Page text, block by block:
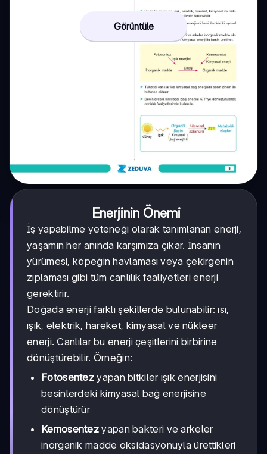
Görüntüle
Enerjinin Önemi
İş yapabilme yeteneği olarak tanımlanan enerji,
yaşamın her anında karşımıza çıkar. İnsanın
yürümesi, köpeğin havlaması veya çekirgenin
zıplaması gibi tüm canlılık faaliyetleri enerji
gerektirir.
Doğada enerji farklı şekillerde bulunabilir: ısı,
ışık, elektrik, hareket, kimyasal ve nükleer
enerji. Canlılar bu enerji çeşitlerini birbirine
dönüştürebilir. Örneğin:
Fotosentez yapan bitkiler ışık enerjisini
besinlerdeki kimyasal bağ enerjisine
dönüştürür
Kemosentez yapan bakteri ve arkeler
inorganik madde oksidasyonuyla ürettikleri